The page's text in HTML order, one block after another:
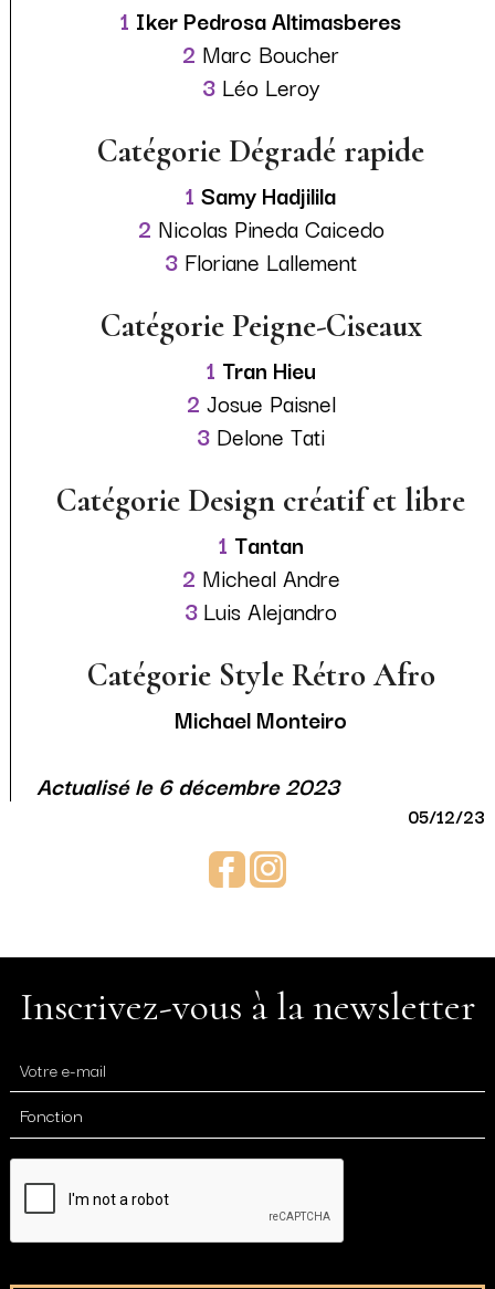
1 Iker Pedrosa Altimasberes
2 Marc Boucher
3Léo Leroy
Catégorie Dégradé rapide
1 Samy Hadjilila
2 Nicolas Pineda Caicedo
3 Floriane Lallement
Catégorie Peigne-Ciseaux
1 Tran Hieu
2 Josue Paisnel
3 Delone Tati
Catégorie Design créatif et libre
1 Tantan
2 Micheal Andre
3Luis Alejandro
Catégorie Style Rétro Afro
Michael Monteiro
Actualisé le 6 décembre 2023
05/12/23
Facebook
Inscrivez-vous à la newsletter